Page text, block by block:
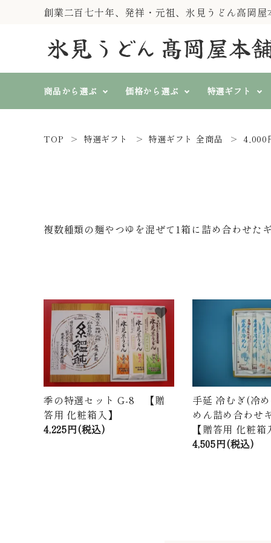
創業二百七十年、発祥・元祖、氷見うどん高岡屋
商品から選ぶ
純手製 氷見糸うどん
価格から選ぶ
すべての価格
特選ギフト
特選ギフ
ACCOUNT MENU
商品から探す
価格から探す
ご利用ガイド
プライバシーポリシー
特定商取引法について
TOP 特選ギフト 特選ギフト 全商品 4,000
複数種類の麺やつゆを混ぜて1箱に詰め合わせた
季の特選セット G-8 【贈
答用 化粧箱入】
4,225円(税込)
favorite
手延 冷むぎ(冷
めん詰め合わせ
【贈答用 化粧箱
4,505円(税込)